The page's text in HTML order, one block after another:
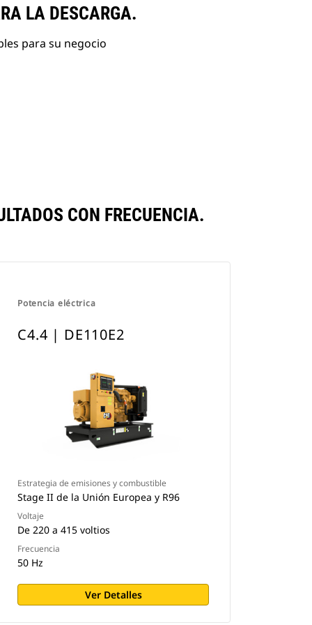
LA DESCARGA.
para su negocio
CON FRECUENCIA.
Potencia eléctrica
C4.4 | DE110E2
Estrategia de emisiones y combustible
Stage II de la Unión Europea y R96
Voltaje
De 220 a 415 voltios
Frecuencia
50 Hz
Ver Detalles